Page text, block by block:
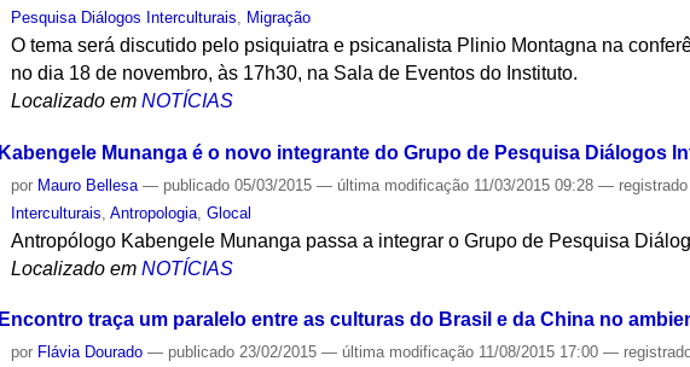
Pesquisa Diálogos Interculturais
Migração
O tema será discutido pelo psiquiatra e psicanalista Plinio Montagna na
no dia 18 de novembro, às 17h30, na Sala de Eventos do Instituto.
Localizado em NOTÍCIAS
Kabengele Munanga é o novo integrante do Grupo de Pesquisa Diálogos
por Mauro Bellesa — publicado 05/03/2015— última modificação 11/03/2015 09:28—
Interculturais ,Antropologia ,Glocal
Antropólogo Kabengele Munanga passa a integrar o Grupo de Pesquisa
Localizado em NOTÍCIAS
Encontro traça um paralelo entre as culturas do Brasil e da China no
por Flávia Dourado — publicado 23/02/2015— última modificação 11/08/2015 17:00—